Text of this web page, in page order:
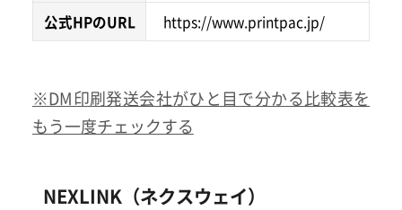
公式HPのURL
https://www.printpac.jp/
※DM印刷発送会社がひと目で分かる比較表を
もう一度チェックする
NEXLINK（ネクスウェイ）